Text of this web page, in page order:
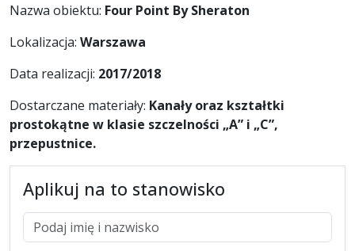
Nazwa obiektu: Four Point By Sheraton
Lokalizacja: Warszawa
Data realizacji: 2017/2018
Dostarczane materiały: Kanały oraz kształtki
prostokątne w klasie szczelności „A” i „C”,
przepustnice.
Aplikuj na to stanowisko